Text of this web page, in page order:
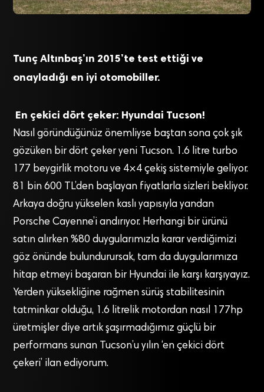
Tunç Altınbaş’ın 2015’te test ettiği ve
onayladığı en iyi otomobiller.
En çekici dört çeker: Hyundai Tucson!
Nasıl göründüğünüz önemliyse baştan sona çok şık
gözüken bir dört çeker yeni Tucson. 1.6 litre turbo
177 beygirlik motoru ve 4×4 çekiş sistemiyle geliyor.
81 bin 600 TL’den başlayan fiyatlarla sizleri bekliyor.
Arkaya doğru yükselen kaslı yapısıyla yandan
Porsche Cayenne’i andırıyor. Herhangi bir ürünü
satın alırken %80 duygularımızla karar verdiğimizi
göz önünde bulundurursak, tam da duygularımıza
hitap etmeyi başaran bir Hyundai ile karşı karşıyayız.
Yerden yüksekliğine rağmen sürüş stabilitesinin
tatminkar olduğu, 1.6 litrelik motordan nasıl 177hp
üretmişler diye artık şaşırmadığımız güçlü bir
performans sunan Tucson’u yılın ‘en çekici dört
çekeri’ ilan ediyorum.